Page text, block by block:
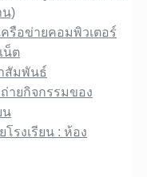
น)
รือข่ายคอมพิวเตอร์
น็ต
สัมพันธ์
ายกิจกรรมของ
น
รงเรียน : ห้อง